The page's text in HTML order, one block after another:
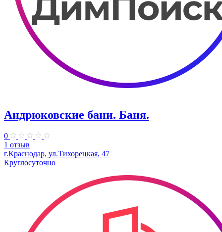
Андрюковские бани. Баня.
0
1 отзыв
г.Краснодар, ул.Тихорецкая, 47
Круглосуточно